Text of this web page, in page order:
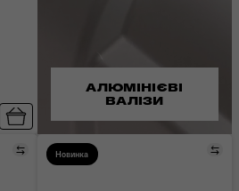
Порівняти
Новинка
АЛЮМІНІЄВІ
ВАЛІЗИ